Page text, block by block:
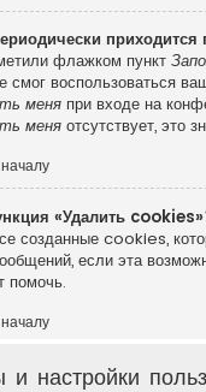
флажком пункт
смог воспользоваться
меня при входе на
меня отсутствует, это
«Удалить
созданные cookies,
если эта
и настройки